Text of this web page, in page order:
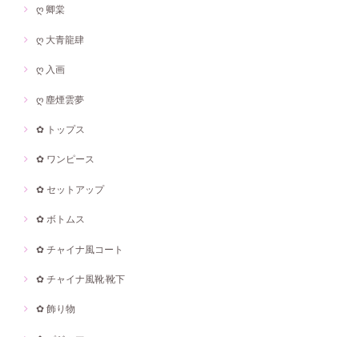
ღ 卿棠
ღ 大青龍肆
ღ 入画
ღ 塵煙雲夢
✿ トップス
✿ ワンピース
✿ セットアップ
✿ ボトムス
✿ チャイナ風コート
✿ チャイナ風靴·靴下
✿ 飾り物